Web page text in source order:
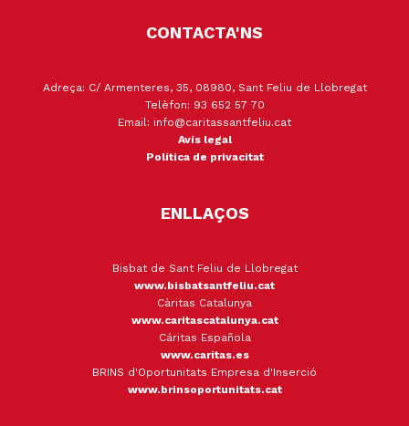
CONTACTA'NS
Adreça: C/ Armenteres, 35, 08980, Sant Feliu de Llobregat
Telèfon: 93 652 57 70
Email: info@caritassantfeliu.cat
Avís legal
Política de privacitat
ENLLAÇOS
Bisbat de Sant Feliu de Llobregat
www.bisbatsantfeliu.cat
Càritas Catalunya
www.caritascatalunya.cat
Cáritas Española
www.caritas.es
BRINS d'Oportunitats Empresa d'Inserció
www.brinsoportunitats.cat